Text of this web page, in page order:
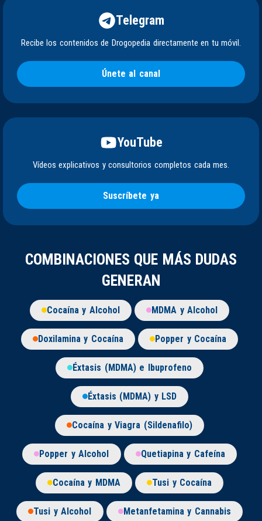
Telegram
Recibe los contenidos de Drogopedia directamente en tu móvil.
Únete al canal
YouTube
Vídeos explicativos y consultorios completos cada mes.
Suscríbete ya
COMBINACIONES QUE MÁS DUDAS
GENERAN
Cocaína y Alcohol MDMA y Alcohol
Doxilamina y Cocaína Popper y Cocaína
Éxtasis (MDMA) e Ibuprofeno
Éxtasis (MDMA) y LSD
Cocaína y Viagra (Sildenafilo)
Popper y Alcohol Quetiapina y Cafeína
Cocaína y MDMA Tusi y Cocaína
Tusi y Alcohol Metanfetamina y Cannabis